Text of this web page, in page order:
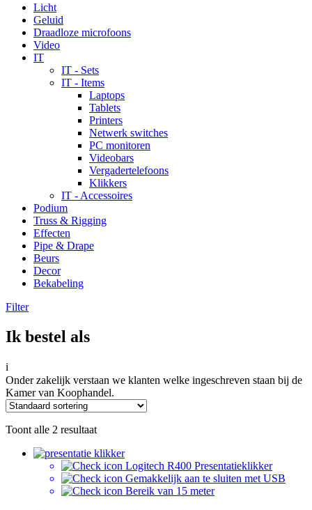
Licht
Geluid
Draadloze microfoons
Video
IT
IT - Sets
IT - Items
Laptops
Tablets
Printers
Netwerk switches
PC monitoren
Videobars
Vergadertelefoons
Klikkers
IT - Accessoires
Podium
Truss & Rigging
Effecten
Pipe & Drape
Beurs
Decor
Bekabeling
Filter
Ik bestel als
i
Onder zakelijk verstaan we klanten welke ingeschreven staan bij de
Kamer van Koophandel.
Toont alle 2 resultaat
Logitech R400 Presentatieklikker
Gemakkelijk aan te sluiten met USB
Bereik van 15 meter